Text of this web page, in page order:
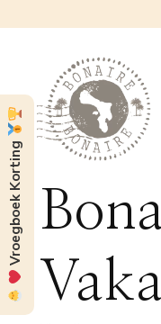
Vroegboek Korting